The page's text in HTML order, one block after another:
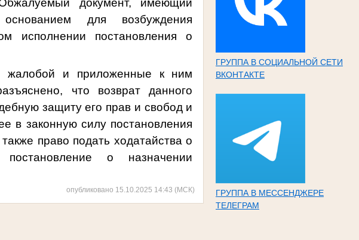
ГРУППА В СОЦИАЛЬНОЙ СЕТИ
ВКОНТАКТЕ
ГРУППА В МЕССЕНДЖЕРЕ
ТЕЛЕГРАМ
для возбуждения
исполнении постановленияо
жалобой и приложенные к ним
что возврат данного
защиту его прав и свобод и
в законную силу постановления
право подать ходатайства о
о назначении
опубликовано 15.10.2025 14:43 (МСК)